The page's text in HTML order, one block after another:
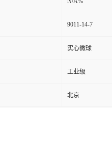
9011-14-7
实心微球
工业级
北京